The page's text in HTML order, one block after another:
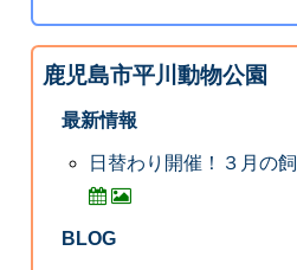
鹿児島市平川動物公園
最新情報
日替わり開催！３月の
BLOG